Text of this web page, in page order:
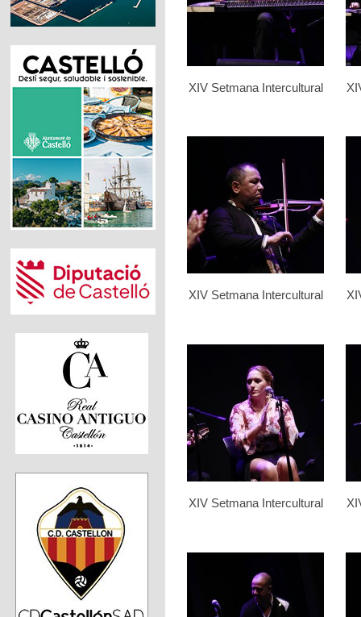
XIV Setmana Intercultural
XIV Setmana Intercultural
XIV Setmana Intercultural